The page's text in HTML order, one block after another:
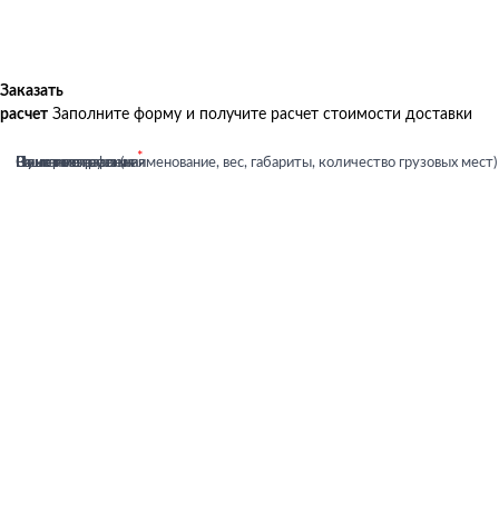
Заказать
расчет Заполните форму и получите расчет стоимости доставки
Ваше имя
Ваша почта
Номер телефона
Пункт отправления
Пункт назначения
Описание груза (наименование, вес, габариты, количество грузовых мест)